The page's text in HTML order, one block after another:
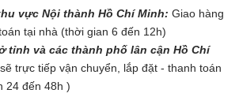
vực Nội thành Hồ Chí Minh: Giao hàng
tại nhà (thời gian 6 đến 12h)
tỉnh và các thành phố lân cận Hồ Chí
trực tiếp vận chuyển, lắp đặt - thanh toán
24 đến 48h )